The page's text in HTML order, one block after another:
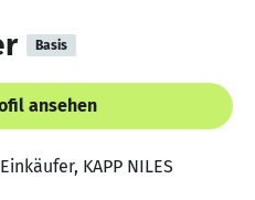
Basis
ansehen
KAPP NILES